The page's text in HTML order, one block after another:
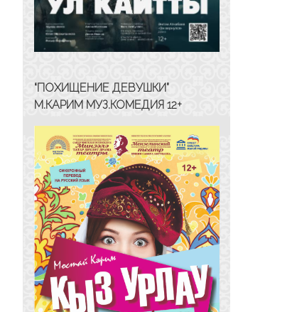
“ПОХИЩЕНИЕ ДЕВУШКИ”
М.КАРИМ МУЗ.КОМЕДИЯ 12+